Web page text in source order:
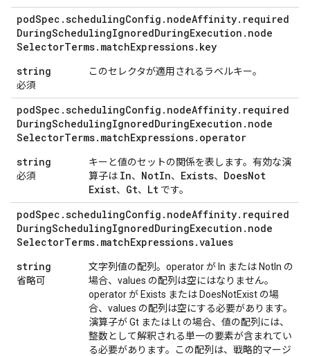
podSpec .schedulingConfig . nodeAffinity. required
DuringSchedulingIgnoredDuringExecution . node
SelectorTerms. matchExpressions. key
string
必須
このセレクタが適用されるラベルキー。
podSpec .schedulingConfig . nodeAffinity. required
DuringSchedulingIgnoredDuringExecution . node
SelectorTerms. matchExpressions. operator
string
必須
キーと値のセットの関係を表します。有効な演
算子は In、 NotIn、 Exists、 DoesNot
Exist、 Gt、 Lt です。
podSpec .schedulingConfig . nodeAffinity. required
DuringSchedulingIgnoredDuringExecution . node
SelectorTerms. matchExpressions.values
string
省略可
文字列値の配列。operator が In または NotIn の
場合、values の配列は空にはなりません。
operator が Exists または DoesNotExist の場
合、values の配列は空にする必要があります。
演算子が Gt または Lt の場合、値の配列には、
整数として解釈される単一の要素が含まれてい
る必要があります。この配列は、戦略的マージ